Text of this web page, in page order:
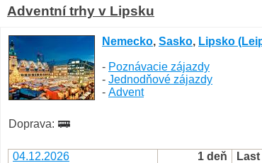
Adventní trhy v Lipsku
Nemecko, Sasko, Lipsko
- Poznávacie zájazdy
- Jednodňové zájazdy
- Advent
Doprava:
04.12.2026 1 deň